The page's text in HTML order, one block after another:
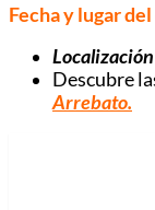
Fecha y lugar
Descubre
Arrebato.